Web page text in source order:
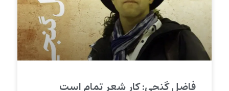
فاضل گنجی: کار شعر تمام است